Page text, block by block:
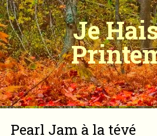
Je
Pearl Jam à la tévé